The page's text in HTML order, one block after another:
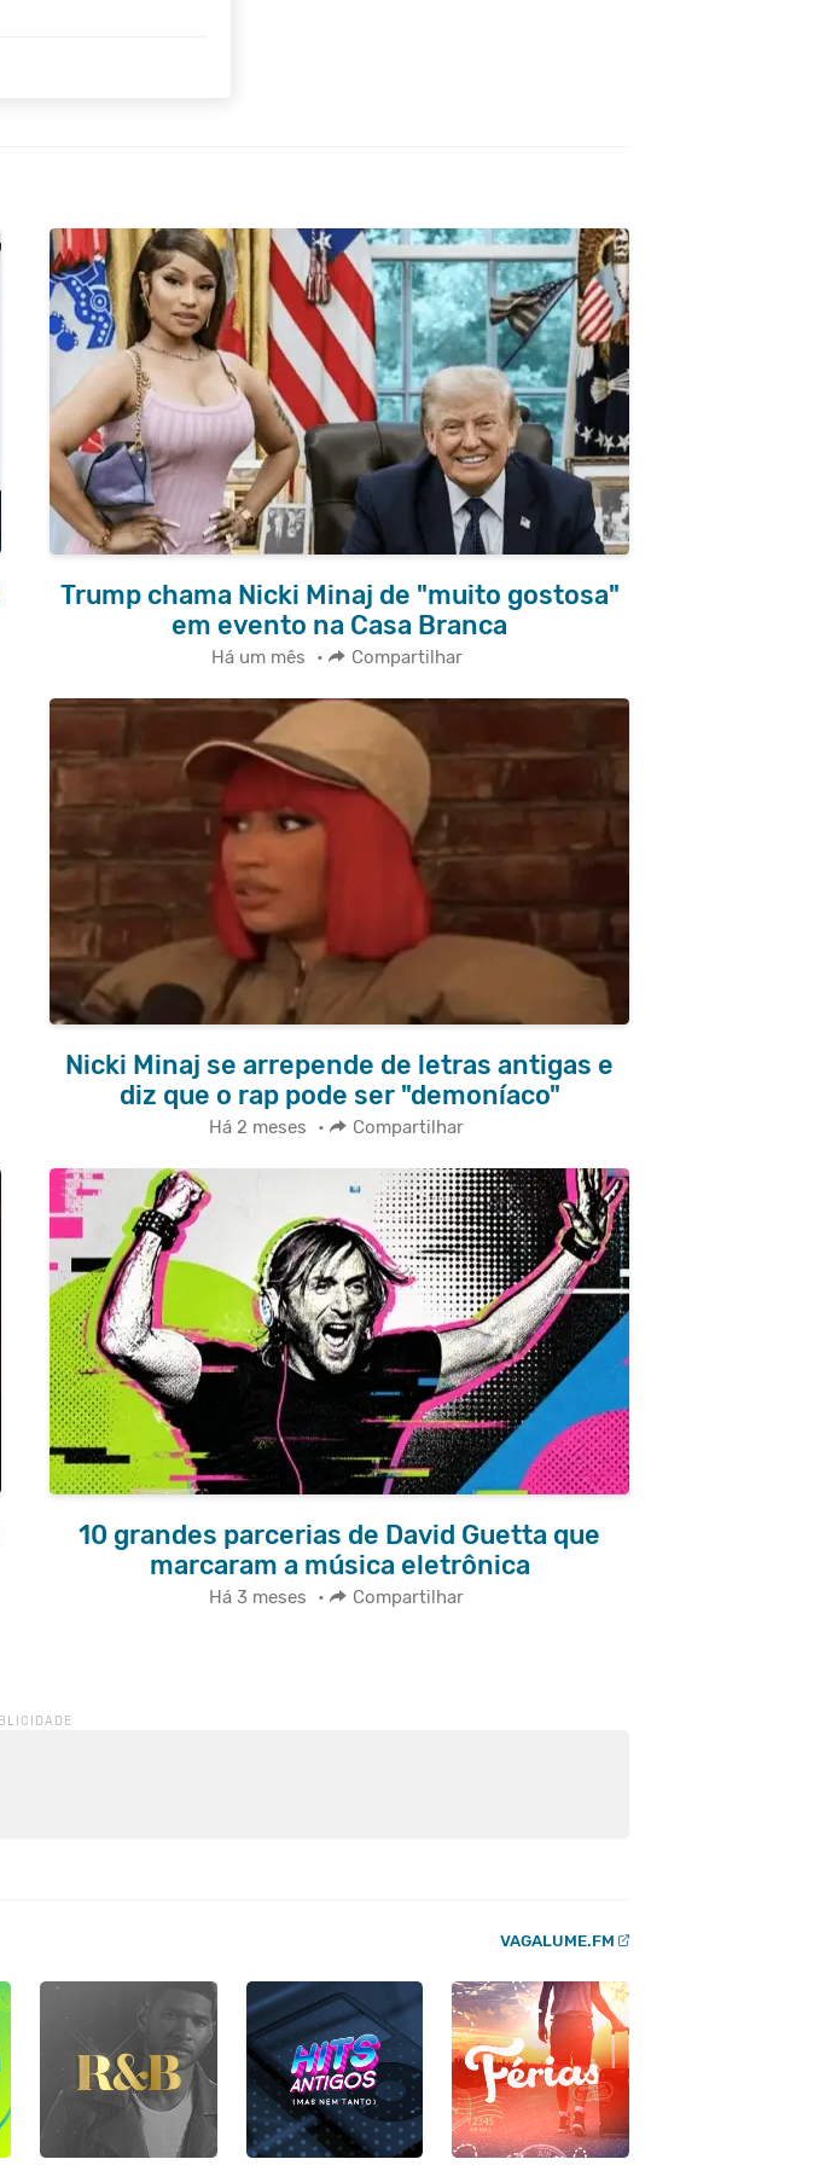
Trump chama Nicki Minaj de "muito gostosa"
em evento na Casa Branca
Há um mês • Compartilhar
Nicki Minaj se arrepende de letras antigas e
diz que o rap pode ser "demoníaco"
Há 2 meses • Compartilhar
10 grandes parcerias de David Guetta que
marcaram a música eletrônica
Há 3 meses • Compartilhar
VAGALUME.FM